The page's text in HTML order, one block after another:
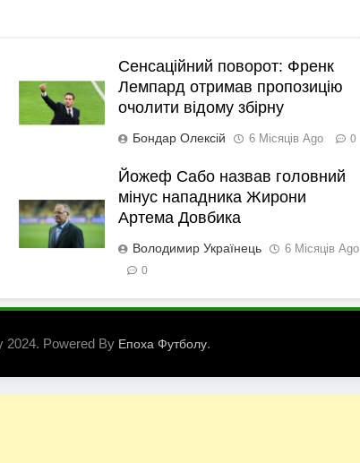
Сенсаційний поворот: Френк
Лемпард отримав пропозицію
очолити відому збірну
Бондар Олексій 6 Місяців Ago 0
Йожеф Сабо назвав головний
мінус нападника Жирони
Артема Довбика
Володимир Українець 6 Місяців Ago
0
2024. Powered By Епоха Футболу.